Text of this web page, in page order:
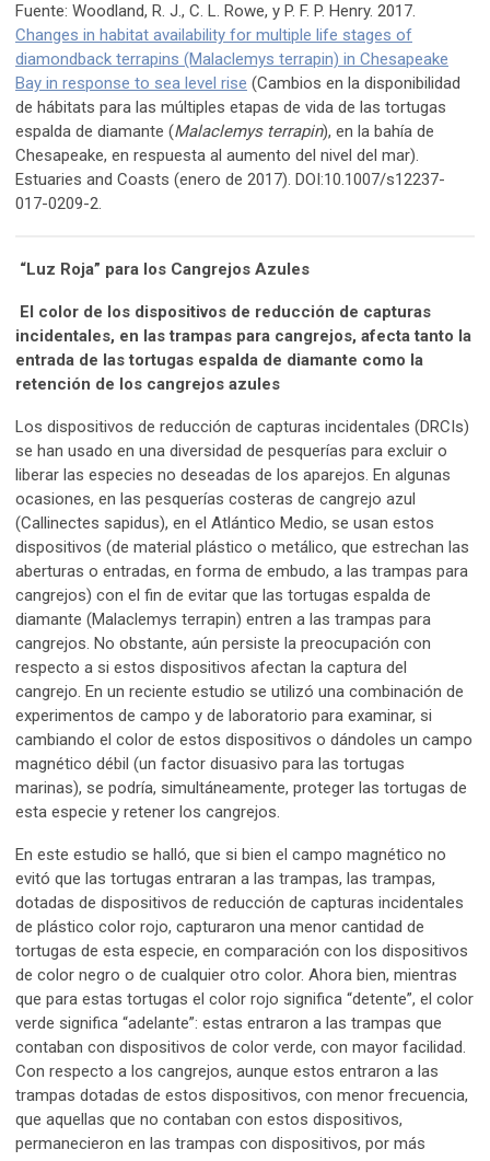
Fuente: Woodland, R. J., C. L. Rowe, y P. F. P. Henry. 2017.
Changes in habitat availability for multiple life stages of
diamondback terrapins (Malaclemys terrapin) in Chesapeake
Bay in response to sea level rise (Cambios en la disponibilidad
de hábitats para las múltiples etapas de vida de las tortugas
espalda de diamante (Malaclemys terrapin), en la bahía de
Chesapeake, en respuesta al aumento del nivel del mar).
Estuaries and Coasts (enero de 2017). DOI:10.1007/s12237-
017-0209-2.
“Luz Roja” para los Cangrejos Azules
El color de los dispositivos de reducción de capturas
incidentales, en las trampas para cangrejos, afecta tanto la
entrada de las tortugas espalda de diamante como la
retención de los cangrejos azules
Los dispositivos de reducción de capturas incidentales (DRCIs)
se han usado en una diversidad de pesquerías para excluir o
liberar las especies no deseadas de los aparejos. En algunas
ocasiones, en las pesquerías costeras de cangrejo azul
(Callinectes sapidus), en el Atlántico Medio, se usan estos
dispositivos (de material plástico o metálico, que estrechan las
aberturas o entradas, en forma de embudo, a las trampas para
cangrejos) con el fin de evitar que las tortugas espalda de
diamante (Malaclemys terrapin) entren a las trampas para
cangrejos. No obstante, aún persiste la preocupación con
respecto a si estos dispositivos afectan la captura del
cangrejo. En un reciente estudio se utilizó una combinación de
experimentos de campo y de laboratorio para examinar, si
cambiando el color de estos dispositivos o dándoles un campo
magnético débil (un factor disuasivo para las tortugas
marinas), se podría, simultáneamente, proteger las tortugas de
esta especie y retener los cangrejos.
En este estudio se halló, que si bien el campo magnético no
evitó que las tortugas entraran a las trampas, las trampas,
dotadas de dispositivos de reducción de capturas incidentales
de plástico color rojo, capturaron una menor cantidad de
tortugas de esta especie, en comparación con los dispositivos
de color negro o de cualquier otro color. Ahora bien, mientras
que para estas tortugas el color rojo significa “detente”, el color
verde significa “adelante”: estas entraron a las trampas que
contaban con dispositivos de color verde, con mayor facilidad.
Con respecto a los cangrejos, aunque estos entraron a las
trampas dotadas de estos dispositivos, con menor frecuencia,
que aquellas que no contaban con estos dispositivos,
permanecieron en las trampas con dispositivos, por más